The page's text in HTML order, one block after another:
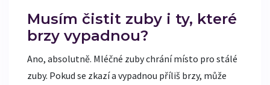
Musím čistit zuby i ty, které
brzy vypadnou?
Ano, absolutně. Mléčné zuby chrání místo pro stálé
zuby. Pokud se zkazí a vypadnou příliš brzy, může